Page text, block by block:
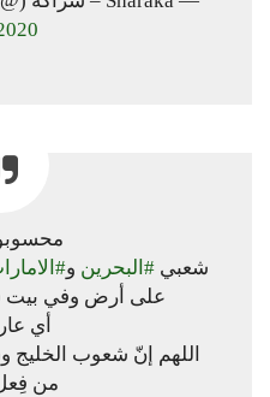
شعبي#البحرين و
على أرض وفي
أي
اللهم إنّ شعوب الخليج
من